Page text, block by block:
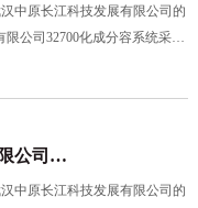
中原长江科技发展有限公司的
公司32700化成分容系统采购
年9月23日9时30分按期举
三、评标信息
公司
中原长江科技发展有限公司的